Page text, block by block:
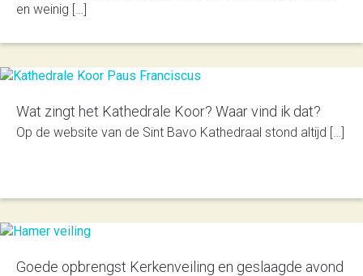
en weinig […]
Wat zingt het Kathedrale Koor? Waar vind ik dat?
Op de website van de Sint Bavo Kathedraal stond altijd […]
Goede opbrengst Kerkenveiling en geslaagde avond